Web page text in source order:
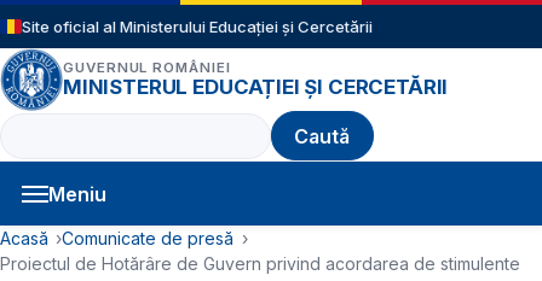
Sari la conținutul principal
Site oficial al Ministerului Educației și Cercetării
GUVERNUL ROMÂNIEI
MINISTERUL EDUCAȚIEI ȘI CERCETĂRII
Caută
Meniu
Navigație principală
Cale de navigare
Acasă
Comunicate de presă
Proiectul de Hotărâre de Guvern privind acordarea de stimulente